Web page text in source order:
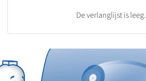
De verlanglijst is leeg.